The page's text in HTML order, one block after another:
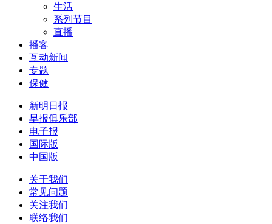
生活
系列节目
直播
播客
互动新闻
专题
保健
新明日报
早报俱乐部
电子报
国际版
中国版
关于我们
常见问题
关注我们
联络我们